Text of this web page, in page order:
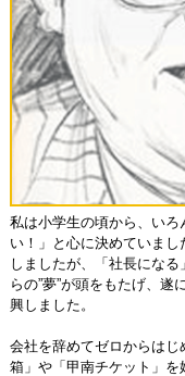
私は小学生の頃から、い
い！」と心に決めていま
しましたが、「社長にな
らの”夢”が頭をもたげ、
興しました。
会社を辞めてゼロからは
箱」や「甲南チケット」